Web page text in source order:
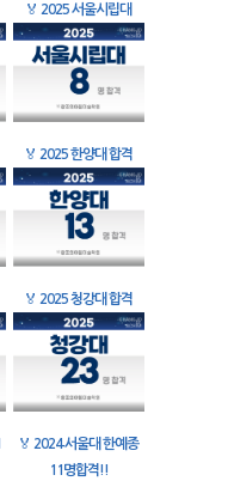
🏅 2025 서울시립대
🏅 2025 한양대 합격
🏅 2025 청강대 합격
🏅 2024 서울대 한예종
11명합격!!